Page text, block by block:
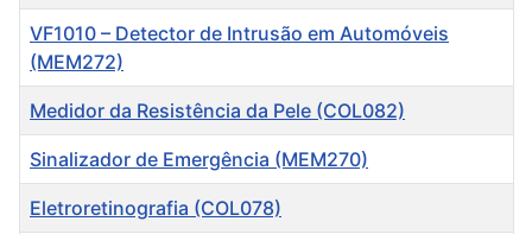
VF1010 – Detector de Intrusão em Automóveis
(MEM272)
Medidor da Resistência da Pele (COL082)
Sinalizador de Emergência (MEM270)
Eletroretinografia (COL078)